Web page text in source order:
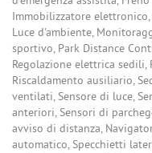
Immobilizzatore
Luce d'ambiente,
sportivo, Park Distance
Regolazione elettrica
Riscaldamento ausiliario,
ventilati, Sensore di luce,
anteriori, Sensori di
avviso di distanza,
automatico, Specchietti